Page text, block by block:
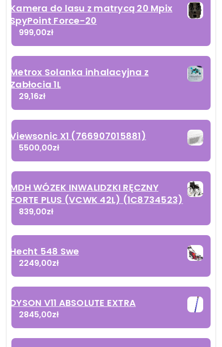
Kamera do lasu z matrycą 20 Mpix
SpyPoint Force-20
999,00zł
Metrox Solanka inhalacyjna z
Zabłocia 1L
29,16zł
Viewsonic X1 (766907015881)
5500,00zł
MDH WÓZEK INWALIDZKI RĘCZNY
FORTE PLUS (VCWK 42L) (1C8734523)
839,00zł
Hecht 548 Swe
2249,00zł
DYSON V11 ABSOLUTE EXTRA
2845,00zł